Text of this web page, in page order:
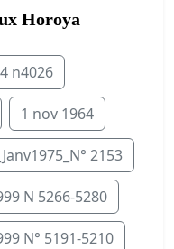
Horoya
n4026
1 nov 1964
2153
N 5266-5280
N° 5191-5210